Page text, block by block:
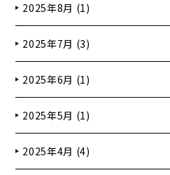
2025年8月 (1)
2025年7月 (3)
2025年6月 (1)
2025年5月 (1)
2025年4月 (4)